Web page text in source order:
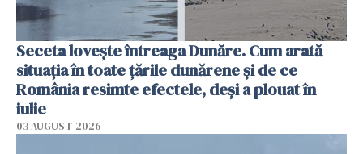
Seceta lovește întreaga Dunăre. Cum arată
situația în toate țările dunărene și de ce
România resimte efectele, deși a plouat în
iulie
03 AUGUST 2026